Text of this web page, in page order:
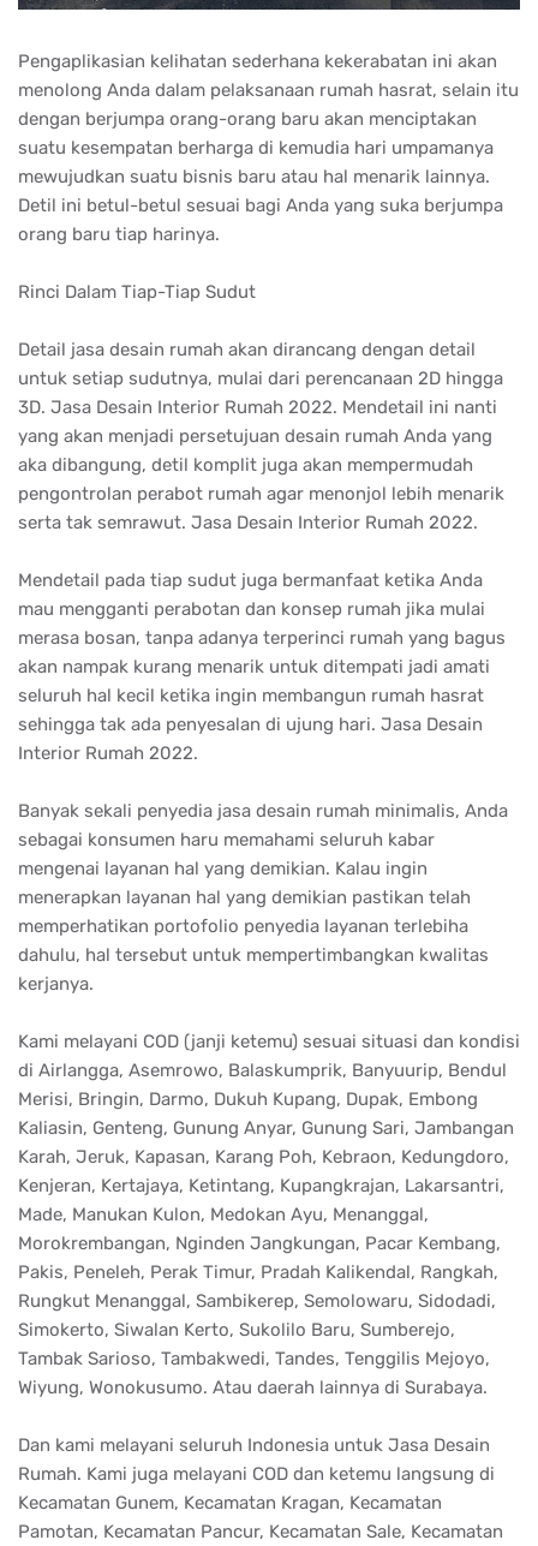
Pengaplikasian kelihatan sederhana kekerabatan ini akan
menolong Anda dalam pelaksanaan rumah hasrat, selain itu
dengan berjumpa orang-orang baru akan menciptakan
suatu kesempatan berharga di kemudia hari umpamanya
mewujudkan suatu bisnis baru atau hal menarik lainnya.
Detil ini betul-betul sesuai bagi Anda yang suka berjumpa
orang baru tiap harinya.
Rinci Dalam Tiap-Tiap Sudut
Detail jasa desain rumah akan dirancang dengan detail
untuk setiap sudutnya, mulai dari perencanaan 2D hingga
3D. Jasa Desain Interior Rumah 2022. Mendetail ini nanti
yang akan menjadi persetujuan desain rumah Anda yang
aka dibangung, detil komplit juga akan mempermudah
pengontrolan perabot rumah agar menonjol lebih menarik
serta tak semrawut. Jasa Desain Interior Rumah 2022.
Mendetail pada tiap sudut juga bermanfaat ketika Anda
mau mengganti perabotan dan konsep rumah jika mulai
merasa bosan, tanpa adanya terperinci rumah yang bagus
akan nampak kurang menarik untuk ditempati jadi amati
seluruh hal kecil ketika ingin membangun rumah hasrat
sehingga tak ada penyesalan di ujung hari. Jasa Desain
Interior Rumah 2022.
Banyak sekali penyedia jasa desain rumah minimalis, Anda
sebagai konsumen haru memahami seluruh kabar
mengenai layanan hal yang demikian. Kalau ingin
menerapkan layanan hal yang demikian pastikan telah
memperhatikan portofolio penyedia layanan terlebiha
dahulu, hal tersebut untuk mempertimbangkan kwalitas
kerjanya.
Kami melayani COD (janji ketemu) sesuai situasi dan kondisi
di Airlangga, Asemrowo, Balaskumprik, Banyuurip, Bendul
Merisi, Bringin, Darmo, Dukuh Kupang, Dupak, Embong
Kaliasin, Genteng, Gunung Anyar, Gunung Sari, Jambangan
Karah, Jeruk, Kapasan, Karang Poh, Kebraon, Kedungdoro,
Kenjeran, Kertajaya, Ketintang, Kupangkrajan, Lakarsantri,
Made, Manukan Kulon, Medokan Ayu, Menanggal,
Morokrembangan, Nginden Jangkungan, Pacar Kembang,
Pakis, Peneleh, Perak Timur, Pradah Kalikendal, Rangkah,
Rungkut Menanggal, Sambikerep, Semolowaru, Sidodadi,
Simokerto, Siwalan Kerto, Sukolilo Baru, Sumberejo,
Tambak Sarioso, Tambakwedi, Tandes, Tenggilis Mejoyo,
Wiyung, Wonokusumo. Atau daerah lainnya di Surabaya.
Dan kami melayani seluruh Indonesia untuk Jasa Desain
Rumah. Kami juga melayani COD dan ketemu langsung di
Kecamatan Gunem, Kecamatan Kragan, Kecamatan
Pamotan, Kecamatan Pancur, Kecamatan Sale, Kecamatan